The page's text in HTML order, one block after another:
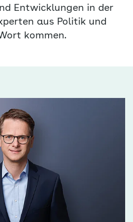
Entwicklungen in der
aus Politik und
kommen.